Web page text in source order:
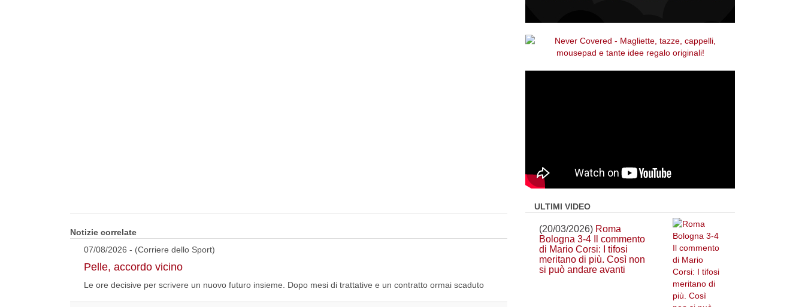
Notizie correlate
07/08/2026 - (Corriere dello Sport)
Pelle, accordo vicino
Le ore decisive per scrivere un nuovo futuro insieme. Dopo mesi di trattative e un contratto ormai scaduto
ULTIMI VIDEO
(20/03/2026) Roma
Bologna 3-4 Il commento
di Mario Corsi: I tifosi
meritano di più. Così non
si può andare avanti